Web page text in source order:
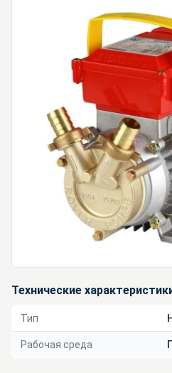
Технические
Тип
Рабочая среда